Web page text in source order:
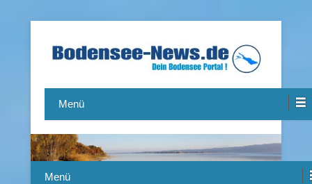
Bodensee-News.de
Menü
Menü